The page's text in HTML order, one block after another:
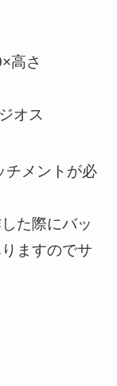
高さ
オス
メントが必
た際にバッ
ますのでサ